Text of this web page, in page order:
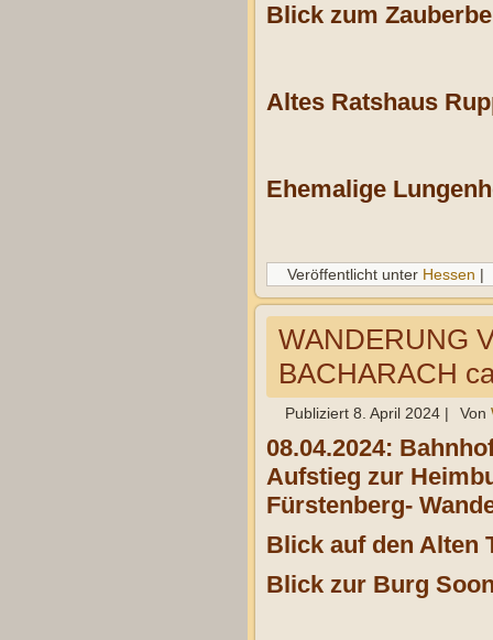
Blick zum
Altes Ratshaus
Ehemalige
Veröffentlicht unter Hessen |
WANDERUNG
BACHARACH
Publiziert 8. April 2024 | Von
08.04.2024:
Aufstieg zur
Fürstenberg-
Blick auf den Alten
Blick zur Burg